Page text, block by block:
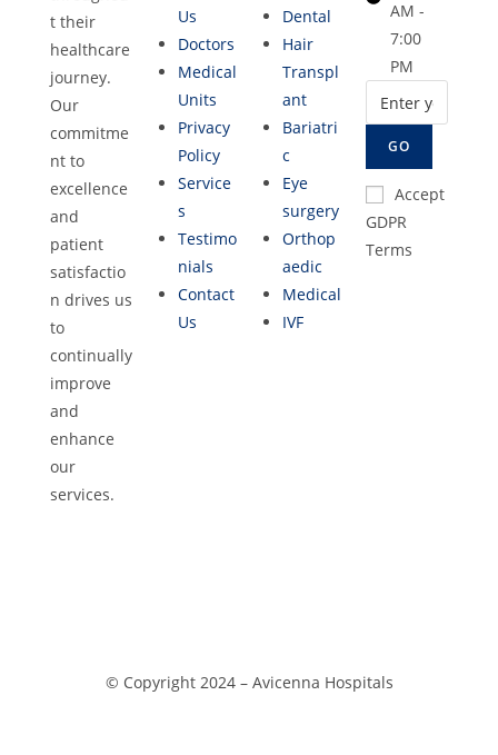
t their
healthcare
journey.
Our
commitme
nt to
excellence
and
patient
satisfactio
n drives us
to
continually
improve
and
enhance
our
services.
Us
Doctors
Medical
Units
Privacy
Policy
Service
s
Testimo
nials
Contact
Us
Dental
Hair
Transpl
ant
Bariatri
c
Eye
surgery
Orthop
aedic
Medical
IVF
AM -
7:00
PM
GO
Accept
GDPR
Terms
© Copyright 2024 – Avicenna Hospitals